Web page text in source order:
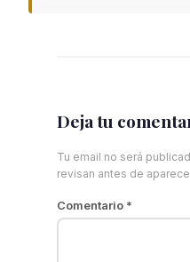
Deja tu
Tu email no será
revisan antes de
Comentario *